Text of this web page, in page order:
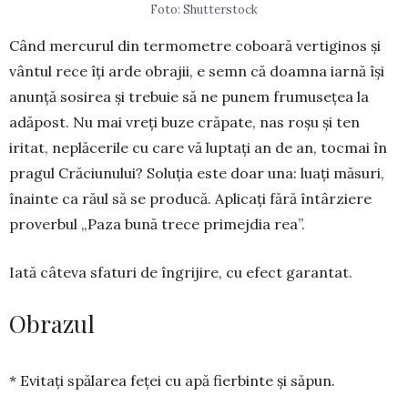
Foto: Shutterstock
Când mercurul din termometre coboară vertiginos şi
vântul rece îți arde obrajii, e semn că doamna iarnă își
anunță sosirea și tre­buie să ne punem frumusețea la
adă­post. Nu mai vreți buze crăpate, nas roșu și ten
iritat, neplăcerile cu care vă luptați an de an, tocmai în
pragul Crăciunu­lui? Soluția este doar una: luați măsuri,
îna­inte ca răul să se producă. Aplicați fără întâr­ziere
proverbul „Paza bună trece pri­mejdia rea”.
Iată câteva sfaturi de îngrijire, cu efect garantat.
Obrazul
* Evitaţi spălarea feţei cu apă fier­binte şi săpun.